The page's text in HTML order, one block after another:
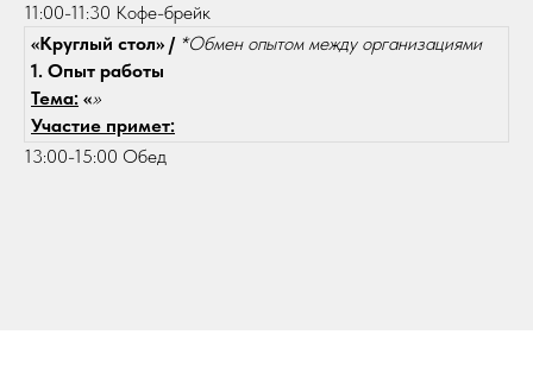
11:00-11:30 Кофе-брейк
«Круглый стол» /*Обмен опытом между организациями
1. Опыт работы
Тема: «»
Участие примет:
13:00-15:00 Обед